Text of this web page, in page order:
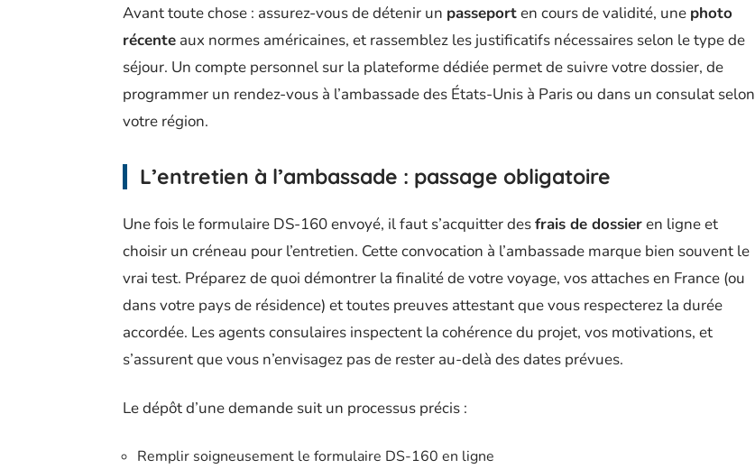
Avant toute chose : assurez-vous de détenir un passeporten cours de validité, une photo
récente aux normes américaines, et rassemblez les justificatifs nécessaires selon le type de
séjour. Un compte personnel sur la plateforme dédiée permet de suivre votre dossier, de
programmer un rendez-vous à l’ambassade des États-Unis à Paris ou dans un consulat selon
votre région.
L’entretien à l’ambassade : passage obligatoire
Une fois le formulaire DS-160 envoyé, il faut s’acquitter desfrais de dossieren ligne et
choisir un créneau pour l’entretien. Cette convocation à l’ambassade marque bien souvent le
vrai test. Préparez de quoi démontrer la finalité de votre voyage, vos attaches en France (ou
dans votre pays de résidence) et toutes preuves attestant que vous respecterez la durée
accordée. Les agents consulaires inspectent la cohérence du projet, vos motivations, et
s’assurent que vous n’envisagez pas de rester au-delà des dates prévues.
Le dépôt d’une demande suit un processus précis :
Remplir soigneusement le formulaire DS-160 en ligne